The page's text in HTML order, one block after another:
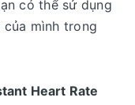
có thể sử dụng
mình trong
Heart Rate